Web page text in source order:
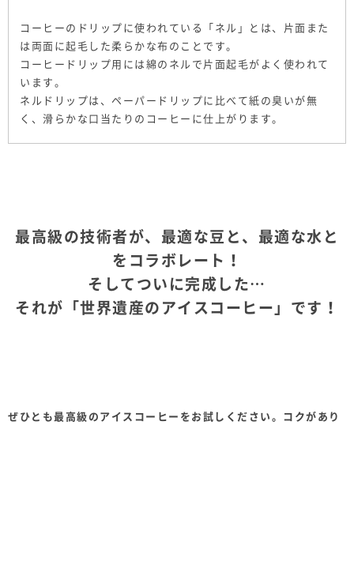
コーヒーのドリップに使われている「ネル」とは、片面また
は両面に起毛した柔らかな布のことです。
コーヒードリップ用には綿のネルで片面起毛がよく使われて
います。
ネルドリップは、ペーパードリップに比べて紙の臭いが無
く、滑らかな口当たりのコーヒーに仕上がります。
最高級の技術者が、最適な豆と、最適な水と
をコラボレート！
そしてついに完成した…
それが「世界遺産のアイスコーヒー」です！
ぜひとも最高級のアイスコーヒーをお試しください。コクがあり